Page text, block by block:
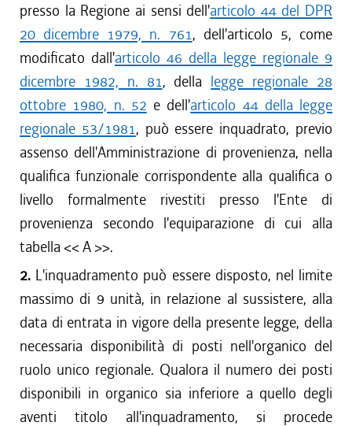
presso la Regione ai sensi dell'articolo 44 del DPR
20 dicembre 1979, n. 761, dell'articolo 5, come
modificato dall'articolo 46 della legge regionale 9
dicembre 1982, n. 81, della legge regionale 28
ottobre 1980, n. 52 e dell'articolo 44 della legge
regionale 53/1981, può essere inquadrato, previo
assenso dell'Amministrazione di provenienza, nella
qualifica funzionale corrispondente alla qualifica o
livello formalmente rivestiti presso l'Ente di
provenienza secondo l'equiparazione di cui alla
tabella << A >>.
2. L'inquadramento può essere disposto, nel limite
massimo di 9 unità, in relazione al sussistere, alla
data di entrata in vigore della presente legge, della
necessaria disponibilità di posti nell'organico del
ruolo unico regionale. Qualora il numero dei posti
disponibili in organico sia inferiore a quello degli
aventi titolo all'inquadramento, si procede